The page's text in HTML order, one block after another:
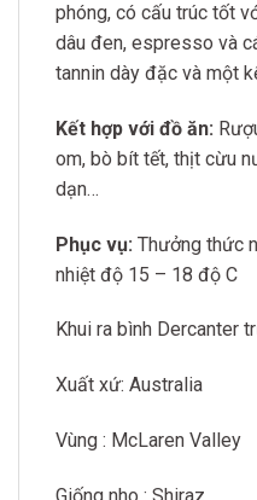
phóng, có cấu trúc tốt
dâu đen, espresso và
tannin dày đặc và một
Kết hợp với đồ ăn:
om, bò bít tết, thịt cừu
dạn…
Phục vụ: Thưởng thức
nhiệt độ 15 – 18 độ C
Khui ra bình Dercanter
Xuất xứ: Australia
Vùng : McLaren Valley